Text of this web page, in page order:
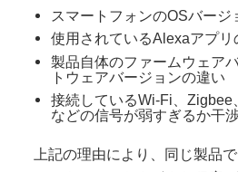
スマートフォンのOSバージ
使用されているAlexaアプ
製品自体のファームウェア
トウェアバージョンの違い
接続しているWi-Fi、Zigbee
などの信号が弱すぎるか干
上記の理由により、同じ製品